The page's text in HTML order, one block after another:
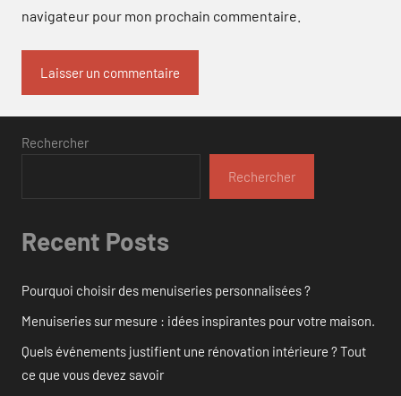
navigateur pour mon prochain commentaire.
Rechercher
Rechercher
Recent Posts
Pourquoi choisir des menuiseries personnalisées ?
Menuiseries sur mesure : idées inspirantes pour votre maison.
Quels événements justifient une rénovation intérieure ? Tout
ce que vous devez savoir